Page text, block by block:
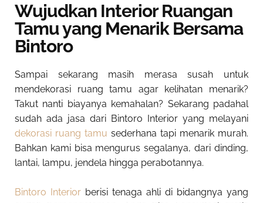
Wujudkan Interior Ruangan
Tamu yang Menarik Bersama
Bintoro
Sampai sekarang masih merasa susah untuk
mendekorasi ruang tamu agar kelihatan menarik?
Takut nanti biayanya kemahalan? Sekarang padahal
sudah ada jasa dari Bintoro Interior yang melayani
dekorasi ruang tamu sederhana tapi menarik murah.
Bahkan kami bisa mengurus segalanya, dari dinding,
lantai, lampu, jendela hingga perabotannya.
Bintoro Interior berisi tenaga ahli di bidangnya yang